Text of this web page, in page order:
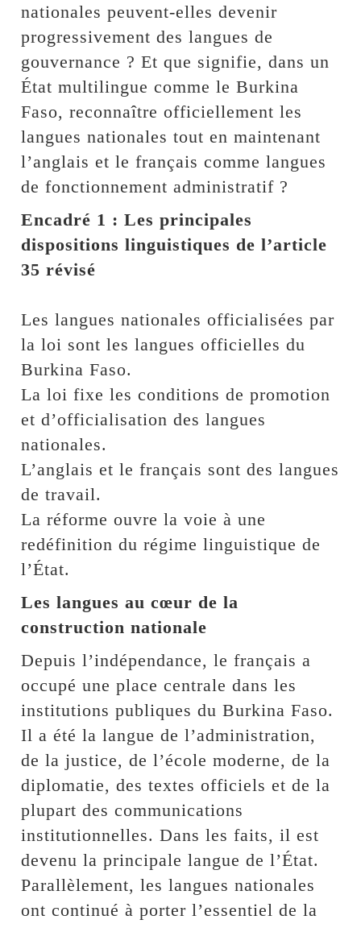
nationales peuvent-elles devenir
progressivement des langues de
gouvernance ? Et que signifie, dans un
État multilingue comme le Burkina
Faso, reconnaître officiellement les
langues nationales tout en maintenant
l’anglais et le français comme langues
de fonctionnement administratif ?
Encadré 1 : Les principales
dispositions linguistiques de l’article
35 révisé
Les langues nationales officialisées par
la loi sont les langues officielles du
Burkina Faso.
La loi fixe les conditions de promotion
et d’officialisation des langues
nationales.
L’anglais et le français sont des langues
de travail.
La réforme ouvre la voie à une
redéfinition du régime linguistique de
l’État.
Les langues au cœur de la
construction nationale
Depuis l’indépendance, le français a
occupé une place centrale dans les
institutions publiques du Burkina Faso.
Il a été la langue de l’administration,
de la justice, de l’école moderne, de la
diplomatie, des textes officiels et de la
plupart des communications
institutionnelles. Dans les faits, il est
devenu la principale langue de l’État.
Parallèlement, les langues nationales
ont continué à porter l’essentiel de la